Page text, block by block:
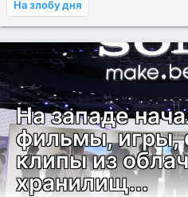
Легально приобрести
прошедшие сертификацию
Ростехнадзора. За запуск
грозит уголовная
оформления всех
работать в рамках закона.
установки мощностью до
Владимир Путин поддержал
отметив, что крупные
На злобу дня
На западе
фильмы, игры,
клипы из
хранилищ...